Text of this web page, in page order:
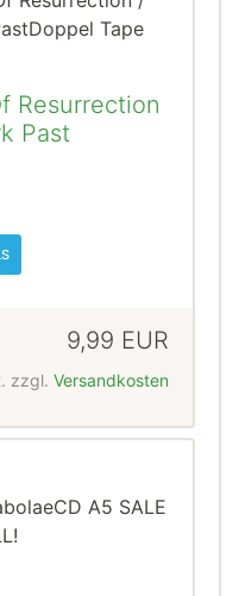
Resurrection
Past
9,99 EUR
zzgl. Versandkosten